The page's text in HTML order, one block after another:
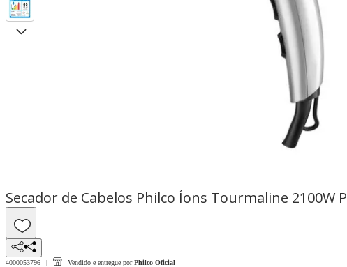
Secador de Cabelos Philco Íons Tourmaline 2100W
4000053796 Vendido e entregue por Philco Oficial